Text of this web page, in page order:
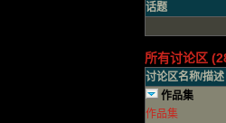
话题
所有讨论区
讨论区名称/描述
作品集
作品集